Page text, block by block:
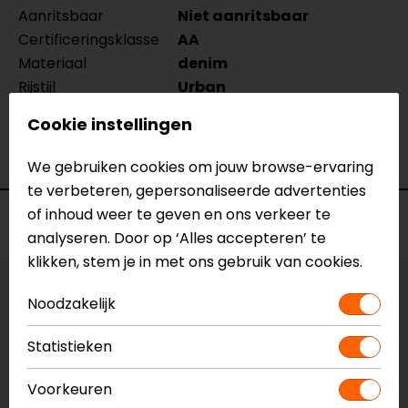
Aanritsbaar
Niet aanritsbaar
Certificeringsklasse
AA
Materiaal
denim
Rijstijl
Urban
Ventilatie
Luchtdoorlatend textiel
Pasvorm
Tapered fit
Voorraad
Maat:W31-L34
Laatst beschikbare maat!
Vestiging Apeldoorn
Niet op voorraad
Cookie instellingen
We gebruiken cookies om jouw browse-ervaring
te verbeteren, gepersonaliseerde advertenties
of inhoud weer te geven en ons verkeer te
analyseren. Door op ‘Alles accepteren’ te
klikken, stem je in met ons gebruik van cookies.
Noodzakelijk
Statistieken
Voorkeuren